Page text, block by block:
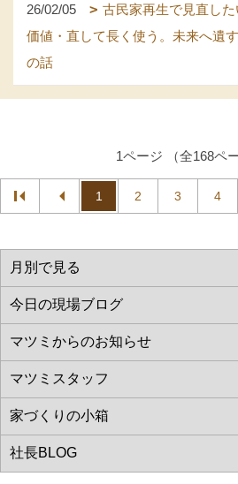
26/02/05
古民家再生で見直し
価値・直して長く使う。未来へ遺
の話
1ページ （全168ペ
1 2 3 4